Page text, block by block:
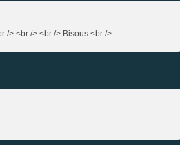
/> <br /> <br /> Bisous <br />